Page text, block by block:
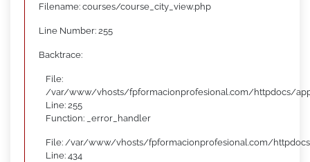
Filename: courses/course_city_view.php
Line Number: 255
Backtrace:
File:
/var/www/vhosts/fpformacionprofesional.com/httpdocs/
Line: 255
Function: _error_handler
File: /var/www/vhosts/fpformacionprofesional.com/
Line: 434